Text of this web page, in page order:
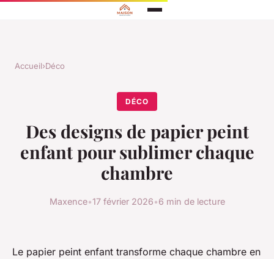
Accueil›Déco
DÉCO
Des designs de papier peint
enfant pour sublimer chaque
chambre
Maxence•17 février 2026•6 min de lecture
Le papier peint enfant transforme chaque chambre en